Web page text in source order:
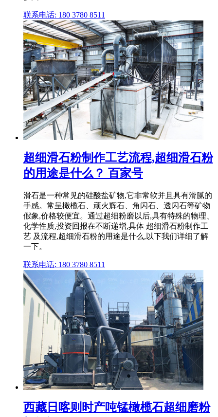
联系电话: 180 3780 8511
超细滑石粉制作工艺流程,超细滑石粉
的用途是什么？ 百家号
滑石是一种常见的硅酸盐矿物,它非常软并且具有滑腻的
手感。常呈橄榄石、顽火辉石、角闪石、透闪石等矿物
假象,价格较便宜。通过超细粉磨以后,具有特殊的物理、
化学性质,投资回报在不断递增,具体 超细滑石粉制作工
艺 及流程,超细滑石粉的用途是什么,以下我们详细了解
一下。
联系电话: 180 3780 8511
西藏日喀则时产吨锰橄榄石超细磨粉